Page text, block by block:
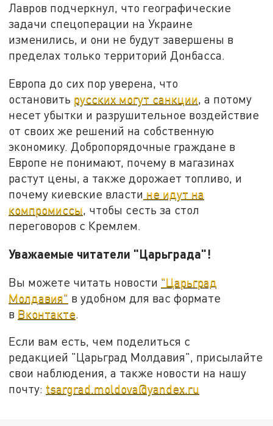
Лавров подчеркнул, что географические
задачи спецоперации на Украине
изменились, и они не будут завершены в
пределах только территорий Донбасса.
Европа до сих пор уверена, что
остановить русских могут санкции, а потому
несет убытки и разрушительное воздействие
от своих же решений на собственную
экономику. Добропорядочные граждане в
Европе не понимают, почему в магазинах
растут цены, а также дорожает топливо, и
почему киевские власти не идут на
компромиссы, чтобы сесть за стол
переговоров с Кремлем.
Уважаемые читатели "Царьграда"!
Вы можете читать новости "Царьград
Молдавия" в удобном для вас формате
в Вконтакте
Если вам есть, чем поделиться с
редакцией "Царьград Молдавия", присылайте
свои наблюдения, а также новости на нашу
почту: tsargrad.moldova@yandex.ru